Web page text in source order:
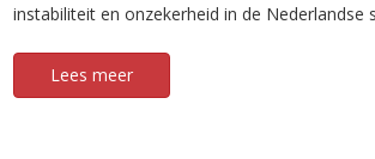
instabiliteit en onzekerheid in de Nederlandse
Lees meer